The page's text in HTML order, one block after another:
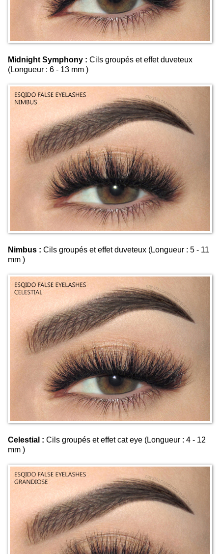
Midnight Symphony : Cils groupés et effet duveteux
(Longueur : 6 - 13 mm )
Nimbus : Cils groupés et effet duveteux (Longueur : 5 - 11
mm )
Celestial : Cils groupés et effet cat eye (Longueur : 4 - 12
mm )